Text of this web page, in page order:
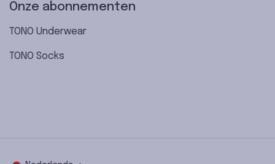
Onze abonnementen
TONO Underwear
TONO Socks